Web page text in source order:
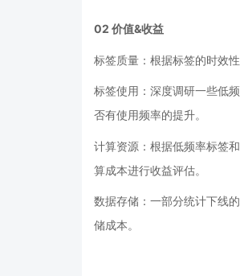
02 价值&收益
标签质量：根据标签的时效
标签使用：深度调研一些低
否有使用频率的提升。
计算资源：根据低频率标签
算成本进行收益评估。
数据存储：一部分统计下线
储成本。